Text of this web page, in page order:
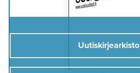
Uutiskirjearkisto